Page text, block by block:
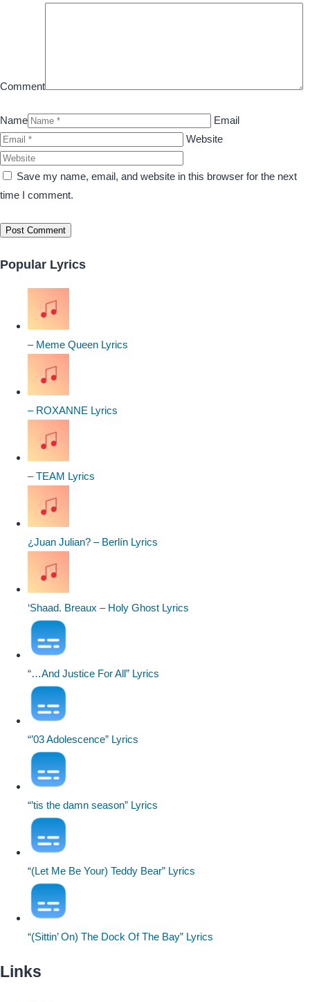
Comment
Name
Email
Website
Save my name, email, and website in this browser for the next
time I comment.
Popular Lyrics
– Meme Queen Lyrics
– ROXANNE Lyrics
– TEAM Lyrics
¿Juan Julian? – Berlín Lyrics
‘Shaad. Breaux – Holy Ghost Lyrics
“…And Justice For All” Lyrics
“’03 Adolescence” Lyrics
“’tis the damn season” Lyrics
“(Let Me Be Your) Teddy Bear” Lyrics
“(Sittin’ On) The Dock Of The Bay” Lyrics
Links